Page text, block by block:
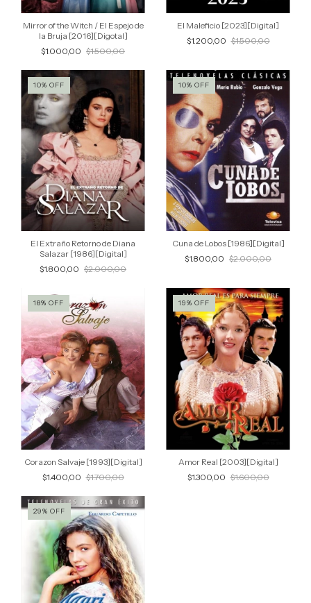
Mirror of the Witch / El Espejo de
la Bruja [2016][Digotal]
$1.000,00 $1.500,00
El Maleficio [2023][Digital]
$1.200,00 $1.500,00
10% OFF
El Extraño Retorno de Diana
Salazar [1986][Digital]
$1.800,00 $2.000,00
10% OFF
Cuna de Lobos [1986][Digital]
$1.800,00 $2.000,00
18% OFF
Corazon Salvaje [1993][Digital]
$1.400,00 $1.700,00
19% OFF
Amor Real [2003][Digital]
$1.300,00 $1.600,00
29% OFF